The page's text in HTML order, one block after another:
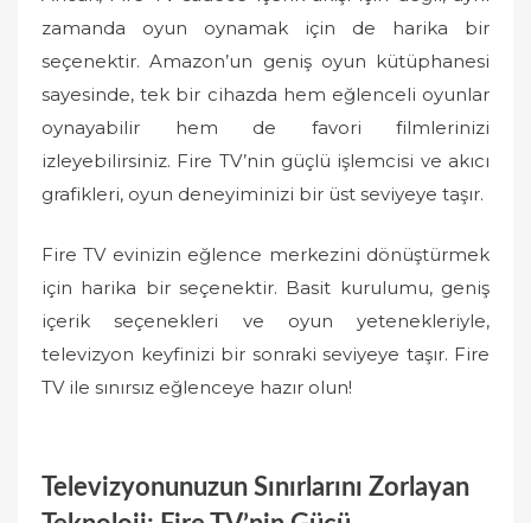
zamanda oyun oynamak için de harika bir
seçenektir. Amazon’un geniş oyun kütüphanesi
sayesinde, tek bir cihazda hem eğlenceli oyunlar
oynayabilir hem de favori filmlerinizi
izleyebilirsiniz. Fire TV’nin güçlü işlemcisi ve akıcı
grafikleri, oyun deneyiminizi bir üst seviyeye taşır.
Fire TV evinizin eğlence merkezini dönüştürmek
için harika bir seçenektir. Basit kurulumu, geniş
içerik seçenekleri ve oyun yetenekleriyle,
televizyon keyfinizi bir sonraki seviyeye taşır. Fire
TV ile sınırsız eğlenceye hazır olun!
Televizyonunuzun Sınırlarını Zorlayan